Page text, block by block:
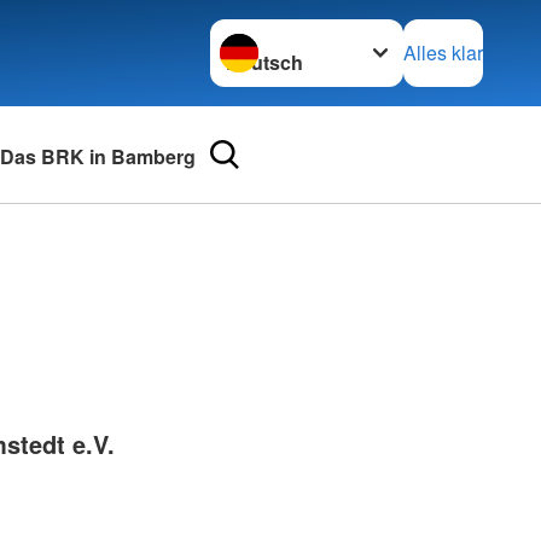
Sprache wechseln zu
Alles klar
Das BRK in Bamberg
und Lob
e.V.